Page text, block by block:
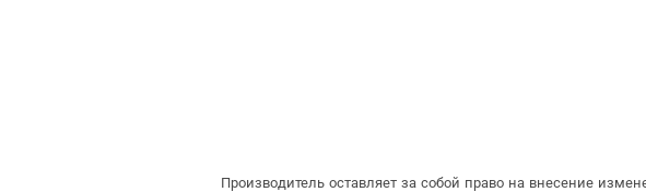
Производитель оставляет за собой право на внесение